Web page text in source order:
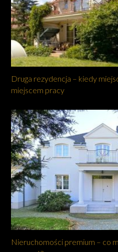
Druga rezydencja – kiedy
miejscem pracy
Nieruchomości premium – co